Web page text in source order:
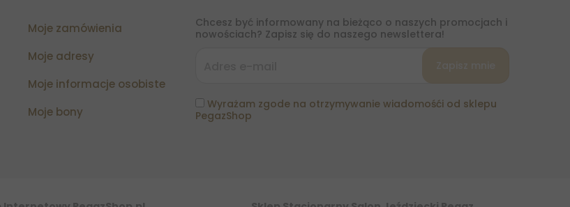
Moje zamówienia
Moje adresy
Moje informacje osobiste
Moje bony
Chcesz być informowany na bieżąco o naszych promocjach i
nowościach? Zapisz się do naszego newslettera!
Wyrażam zgode na otrzymywanie wiadomośći od sklepu
PegazShop